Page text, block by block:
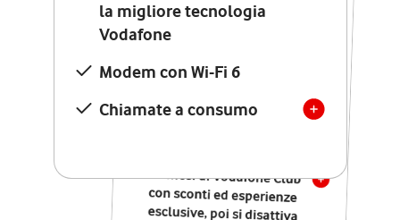
la migliore tecnologia
Vodafone
Modem con Wi-Fi 6
Chiamate a consumo
Vodafone
Modem Seven con Wi-Fi 7
Chiamate illimitate verso
numeri fissi e mobili
nazionali
12 mesi di Vodafone Club
con sconti ed esperienze
esclusive, poi si disattiva